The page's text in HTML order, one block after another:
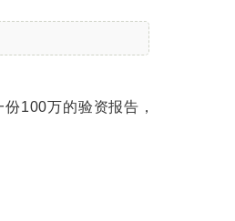
100万的验资报告，